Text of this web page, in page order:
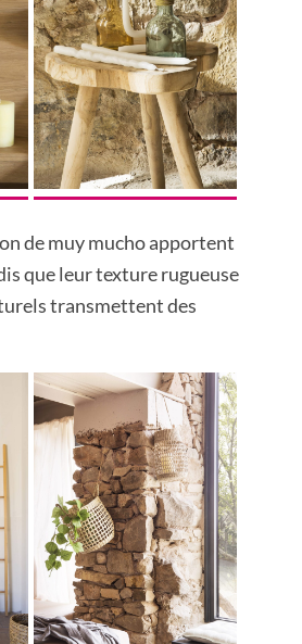
de muy mucho apportent
que leur texture rugueuse
transmettent des